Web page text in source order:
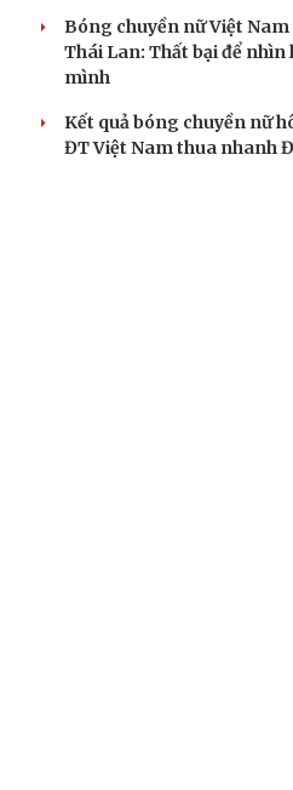
Bóng chuyền nữ Việt
Thái Lan: Thất bại để nhìn
mình
Kết quả bóng chuyền nữ
ĐT Việt Nam thua nhanh